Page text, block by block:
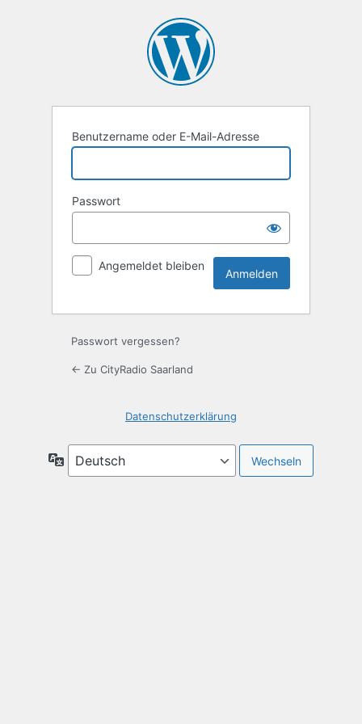
Benutzername oder E-Mail-Adresse
Passwort
Angemeldet bleiben
Passwort vergessen?
← Zu CityRadio Saarland
Datenschutzerklärung
Sprache